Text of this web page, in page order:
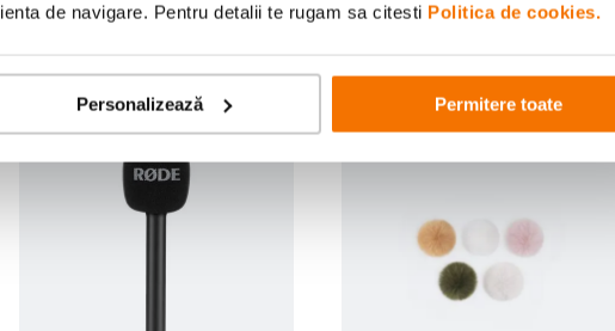
de navigare. Pentru detalii te rugam sa citesti Politica de cookies.
Personalizează Permitere toate